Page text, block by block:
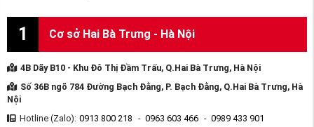
1 Cơ sở Hai Bà Trưng - Hà Nội
4B Dãy B10 - Khu Đô Thị Đầm Trấu, Q.Hai Bà Trưng, Hà Nội
Số 36B ngõ 784 Đường Bạch Đằng, P. Bạch Đằng, Q.Hai Bà Trưng, Hà
Nội
Hotline (Zalo): 0913 800 218 - 0963 603 466 - 0989 433 901